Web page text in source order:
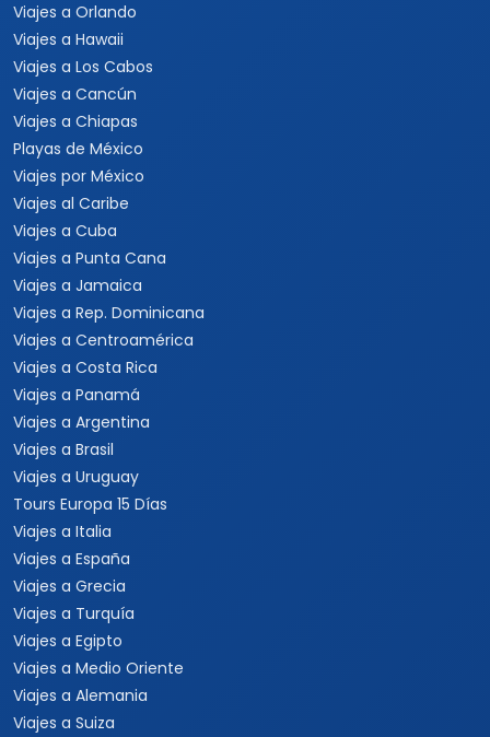
Viajes a Orlando
Viajes a Hawaii
Viajes a Los Cabos
Viajes a Cancún
Viajes a Chiapas
Playas de México
Viajes por México
Viajes al Caribe
Viajes a Cuba
Viajes a Punta Cana
Viajes a Jamaica
Viajes a Rep. Dominicana
Viajes a Centroamérica
Viajes a Costa Rica
Viajes a Panamá
Viajes a Argentina
Viajes a Brasil
Viajes a Uruguay
Tours Europa 15 Días
Viajes a Italia
Viajes a España
Viajes a Grecia
Viajes a Turquía
Viajes a Egipto
Viajes a Medio Oriente
Viajes a Alemania
Viajes a Suiza